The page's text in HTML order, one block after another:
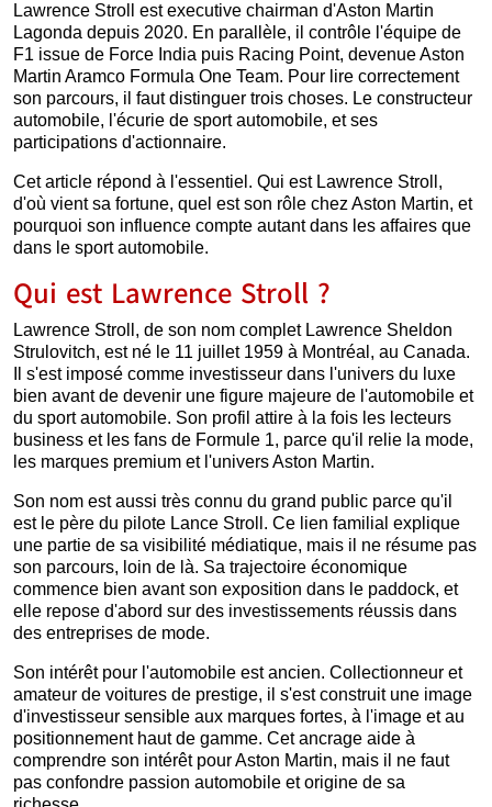
Lawrence Stroll est executive chairman d'Aston Martin
Lagonda depuis 2020. En parallèle, il contrôle l'équipe de
F1 issue de Force India puis Racing Point, devenue Aston
Martin Aramco Formula One Team. Pour lire correctement
son parcours, il faut distinguer trois choses. Le constructeur
automobile, l'écurie de sport automobile, et ses
participations d'actionnaire.
Cet article répond à l'essentiel. Qui est Lawrence Stroll,
d'où vient sa fortune, quel est son rôle chez Aston Martin, et
pourquoi son influence compte autant dans les affaires que
dans le sport automobile.
Qui est Lawrence Stroll ?
Lawrence Stroll, de son nom complet Lawrence Sheldon
Strulovitch, est né le 11 juillet 1959 à Montréal, au Canada.
Il s'est imposé comme investisseur dans l'univers du luxe
bien avant de devenir une figure majeure de l'automobile et
du sport automobile. Son profil attire à la fois les lecteurs
business et les fans de Formule 1, parce qu'il relie la mode,
les marques premium et l'univers Aston Martin.
Son nom est aussi très connu du grand public parce qu'il
est le père du pilote Lance Stroll. Ce lien familial explique
une partie de sa visibilité médiatique, mais il ne résume pas
son parcours, loin de là. Sa trajectoire économique
commence bien avant son exposition dans le paddock, et
elle repose d'abord sur des investissements réussis dans
des entreprises de mode.
Son intérêt pour l'automobile est ancien. Collectionneur et
amateur de voitures de prestige, il s'est construit une image
d'investisseur sensible aux marques fortes, à l'image et au
positionnement haut de gamme. Cet ancrage aide à
comprendre son intérêt pour Aston Martin, mais il ne faut
pas confondre passion automobile et origine de sa